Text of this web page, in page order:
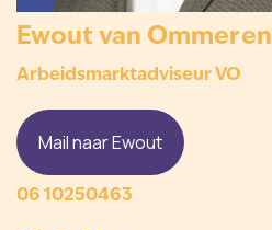
Ewout van Ommeren
Arbeidsmarktadviseur VO
Mail naar Ewout
06 10250463